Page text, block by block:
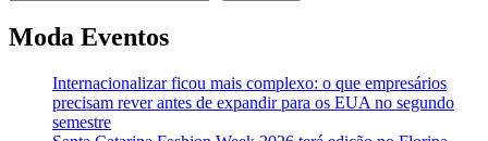
Moda Eventos
Internacionalizar ficou mais complexo: o que empresários
precisam rever antes de expandir para os EUA no segundo
semestre